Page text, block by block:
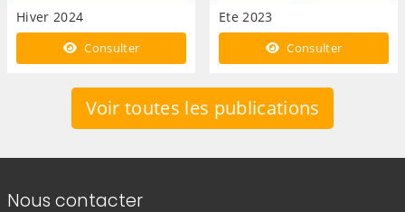
Hiver 2024
Consulter
Ete 2023
Descriptif du programme
pour l'été 2023
Consulter
Voir toutes les publications
Informations de contact
Nous contacter